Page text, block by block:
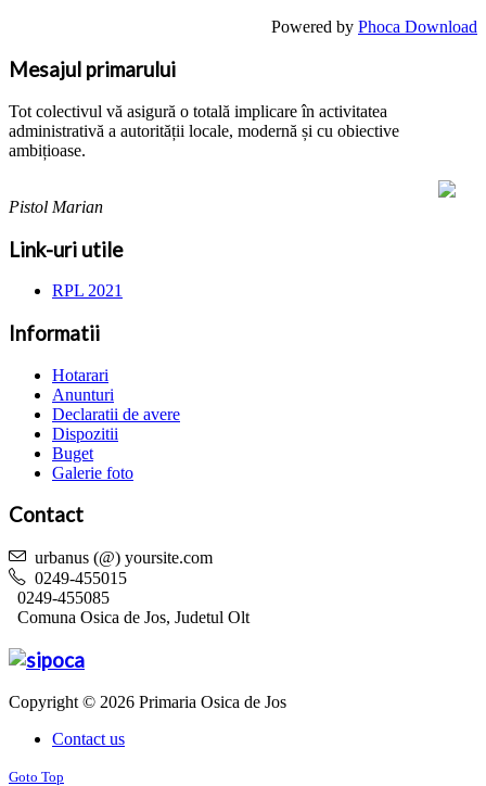
Powered by Phoca Download
Mesajul primarului
Tot colectivul vă asigură o totală implicare în activitatea
administrativă a autorității locale, modernă și cu obiective
ambițioase.
Pistol Marian
Link-uri utile
RPL 2021
Informatii
Hotarari
Anunturi
Declaratii de avere
Dispozitii
Buget
Galerie foto
Contact
urbanus (@) yoursite.com
0249-455015
0249-455085
Comuna Osica de Jos, Judetul Olt
Copyright © 2026 Primaria Osica de Jos
Contact us
Goto Top